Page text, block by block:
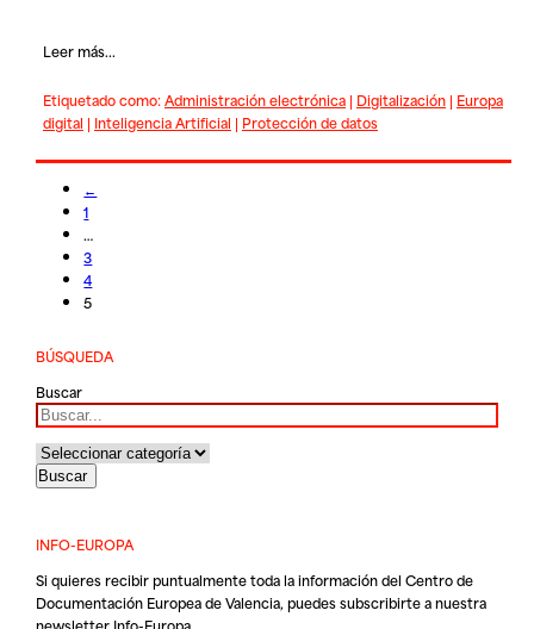
Leer más...
Etiquetado como:Administración electrónica| Digitalización| Europa
digital | Inteligencia Artificial | Protección de datos
←
1
…
3
4
5
BÚSQUEDA
Buscar
INFO-EUROPA
Si quieres recibir puntualmente toda la información del Centro de
Documentación Europea de Valencia, puedes subscribirte a nuestra